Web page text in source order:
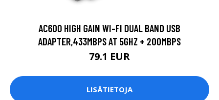
AC600 HIGH GAIN WI-FI DUAL BAND USB
ADAPTER,433MBPS AT 5GHZ + 200MBPS
79.1 EUR
LISÄTIETOJA